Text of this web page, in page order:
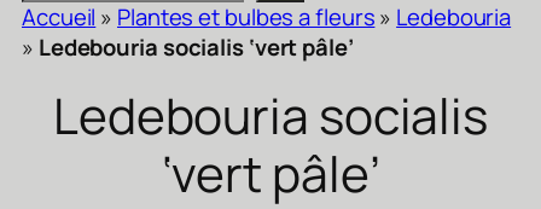
Accueil » Plantes et bulbes a fleurs» Ledebouria
» Ledebouria socialis ‘vert pâle’
Ledebouria socialis
‘vert pâle’